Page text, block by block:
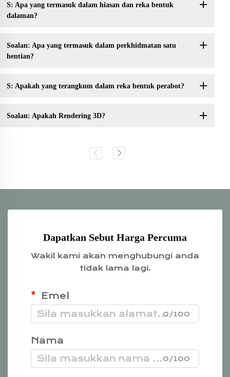
S: Apa yang termasuk dalam hiasan dan reka bentuk
dalaman?
Soalan: Apa yang termasuk dalam perkhidmatan satu
hentian?
S: Apakah yang terangkum dalam reka bentuk perabot?
Soalan: Apakah Rendering 3D?
Dapatkan Sebut Harga Percuma
Wakil kami akan menghubungi anda
tidak lama lagi.
Emel
0/100
Nama
0/100